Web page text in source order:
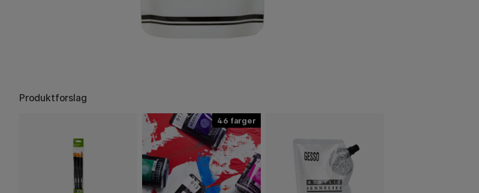
Produktforslag
46